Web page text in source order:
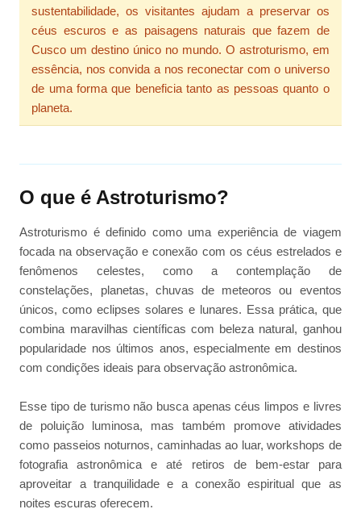
sustentabilidade, os visitantes ajudam a preservar os
céus escuros e as paisagens naturais que fazem de
Cusco um destino único no mundo. O astroturismo, em
essência, nos convida a nos reconectar com o universo
de uma forma que beneficia tanto as pessoas quanto o
planeta.
O que é Astroturismo?
Astroturismo é definido como uma experiência de viagem
focada na observação e conexão com os céus estrelados e
fenômenos celestes, como a contemplação de
constelações, planetas, chuvas de meteoros ou eventos
únicos, como eclipses solares e lunares. Essa prática, que
combina maravilhas científicas com beleza natural, ganhou
popularidade nos últimos anos, especialmente em destinos
com condições ideais para observação astronômica.
Esse tipo de turismo não busca apenas céus limpos e livres
de poluição luminosa, mas também promove atividades
como passeios noturnos, caminhadas ao luar, workshops de
fotografia astronômica e até retiros de bem-estar para
aproveitar a tranquilidade e a conexão espiritual que as
noites escuras oferecem.